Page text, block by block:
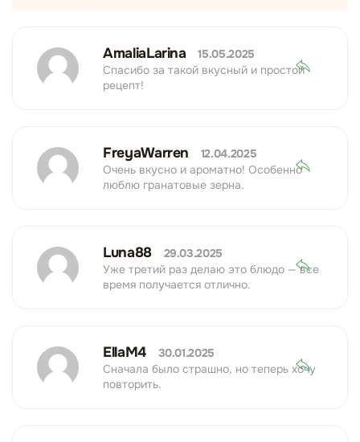
AmaliaLarina
15.05.2025
Спасибо за такой вкусный и простой
рецепт!
FreyaWarren
12.04.2025
Очень вкусно и ароматно! Особенно
люблю гранатовые зерна.
Luna88
29.03.2025
Уже третий раз делаю это блюдо — все
время получается отлично.
EllaM4
30.01.2025
Сначала было страшно, но теперь хочу
повторить.